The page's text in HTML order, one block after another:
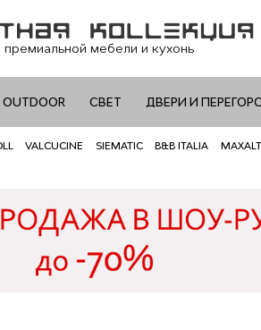
премиальной мебели и кухонь
OUTDOOR СВЕТ ДВЕРИ И
VALCUCINE SIEMATIC B&B ITALIA